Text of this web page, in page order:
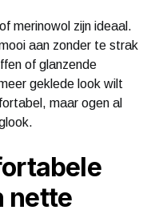
merinowol zijn ideaal.
aan zonder te strak
of glanzende
geklede look wilt
maar ogen al
nette